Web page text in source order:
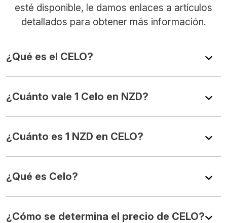
esté disponible, le damos enlaces a artículos
detallados para obtener más información.
¿Qué es el CELO?
¿Cuánto vale 1 Celo en NZD?
¿Cuánto es 1 NZD en CELO?
¿Qué es Celo?
¿Cómo se determina el precio de CELO?